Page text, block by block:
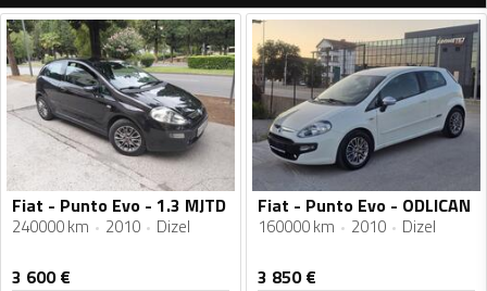
Fiat - Punto Evo - 1.3 MJTD
240000 km 2010 Dizel
3 600€
Fiat - Punto Evo - ODLICAN
160000 km 2010 Dizel
3 850€